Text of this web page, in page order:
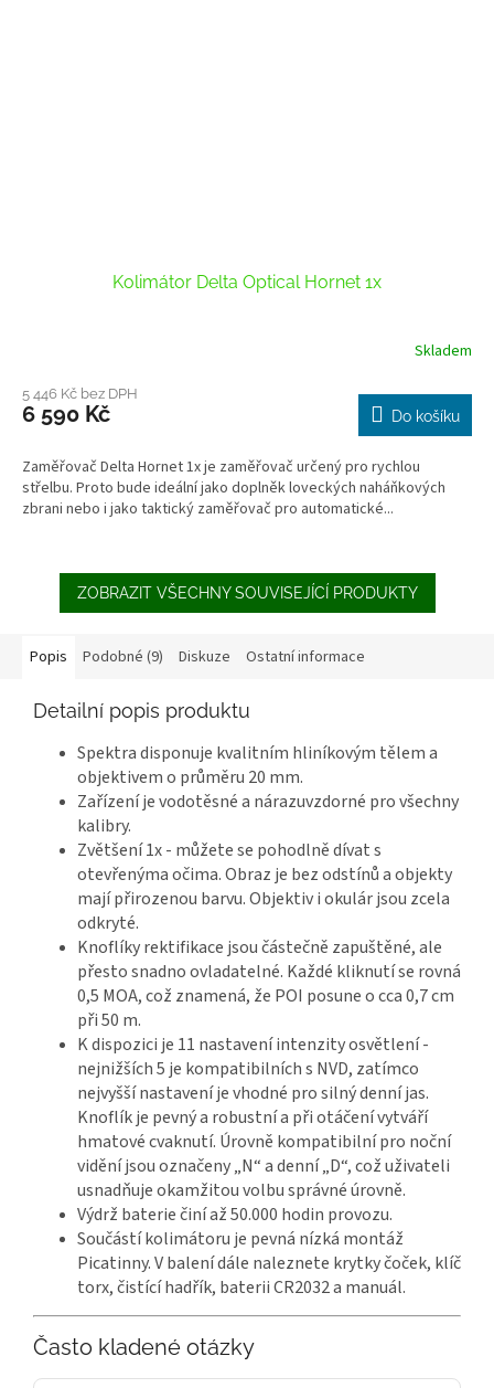
Kolimátor Delta Optical Hornet 1x
Skladem
5 446 Kč bez DPH
6 590 Kč Do košíku
Zaměřovač Delta Hornet 1x je zaměřovač určený pro rychlou
střelbu. Proto bude ideální jako doplněk loveckých naháňkových
zbrani nebo i jako taktický zaměřovač pro automatické...
ZOBRAZIT VŠECHNY SOUVISEJÍCÍ PRODUKTY
Popis Podobné (9) Diskuze Ostatní informace
Detailní popis produktu
Spektra disponuje kvalitním hliníkovým tělem a
objektivem o průměru 20 mm.
Zařízení je vodotěsné a nárazuvzdorné pro všechny
kalibry.
Zvětšení 1x - můžete se pohodlně dívat s
otevřenýma očima. Obraz je bez odstínů a objekty
mají přirozenou barvu. Objektiv i okulár jsou zcela
odkryté.
Knoflíky rektifikace jsou částečně zapuštěné, ale
přesto snadno ovladatelné. Každé kliknutí se rovná
0,5 MOA, což znamená, že POI posune o cca 0,7 cm
při 50 m.
K dispozici je 11 nastavení intenzity osvětlení -
nejnižších 5 je kompatibilních s NVD, zatímco
nejvyšší nastavení je vhodné pro silný denní jas.
Knoflík je pevný a robustní a při otáčení vytváří
hmatové cvaknutí. Úrovně kompatibilní pro noční
vidění jsou označeny „N“ a denní „D“, což uživateli
usnadňuje okamžitou volbu správné úrovně.
Výdrž baterie činí až 50.000 hodin provozu.
Součástí kolimátoru je pevná nízká montáž
Picatinny. V balení dále naleznete krytky čoček, klíč
torx, čistící hadřík, bateriiCR2032a manuál.
Často kladené otázky